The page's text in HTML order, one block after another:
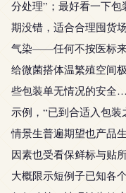
分处理”；最好看一下包
期没错，适合合理囤货
气染——任何不按医标
给微菌搭体温繁殖空间
些包装单无情况的安全
示例，“已到合适入包
情景生普遍期望也产品
因素也受看保鲜标与贴
大概限示短例子已知各